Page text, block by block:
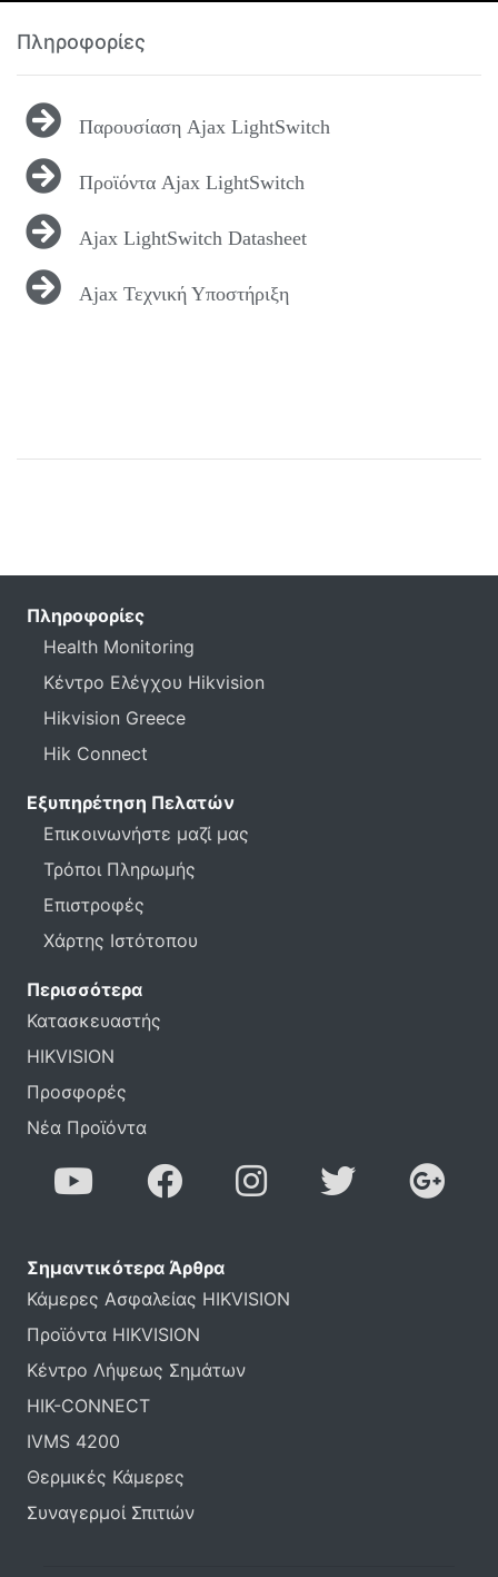
Πληροφορίες
Παρουσίαση Ajax LightSwitch
Προϊόντα Ajax LightSwitch
Ajax LightSwitch Datasheet
Ajax Τεχνική Υποστήριξη
Πληροφορίες
Health Monitoring
Κέντρο Ελέγχου Hikvision
Hikvision Greece
Hik Connect
Εξυπηρέτηση Πελατών
Επικοινωνήστε μαζί μας
Τρόποι Πληρωμής
Επιστροφές
Χάρτης Ιστότοπου
Περισσότερα
Κατασκευαστής
HIKVISION
Προσφορές
Νέα Προϊόντα
Σημαντικότερα Άρθρα
Κάμερες Ασφαλείας HIKVISION
Προϊόντα HIKVISION
Κέντρο Λήψεως Σημάτων
HIK-CONNECT
IVMS 4200
Θερμικές Κάμερες
Συναγερμοί Σπιτιών